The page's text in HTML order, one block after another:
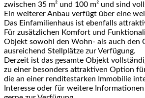
zwischen 35 m² und 100 m² und sind
Ein weiterer Anbau verfügt über eine
Das Einfamilienhaus ist ebenfalls
Für zusätzlichen Komfort und
Objekt sowohl den Wohn- als auch den
ausreichend Stellplätze zur Verfügung.
Derzeit ist das gesamte Objekt
zu einer besonders attraktiven Option
die an einer renditestarken Immobilie
Interesse oder für weitere